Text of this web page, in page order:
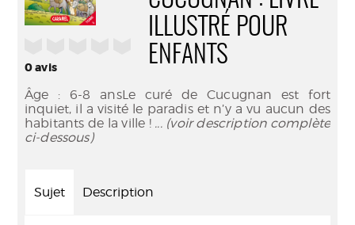
0avis
ILLUSTRÉ POUR
ENFANTS
Âge : 6-8 ansLe curé de Cucugnan est fort
inquiet, il a visité le paradis et n’y a vu aucun des
habitants de la ville ! ... (voir description complète
ci-dessous)
Sujet Description